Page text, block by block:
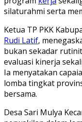
silaturahmi serta
Ketua TP PKK
Rudi Latif,
bukan sekadar
evaluasi kinerja
Ia menyatakan
lomba tingkat
bersama.
Desa Sari Mulya